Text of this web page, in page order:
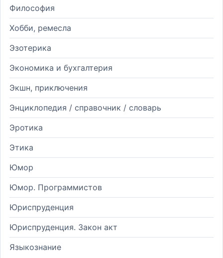
Философия
Хобби, ремесла
Эзотерика
Экономика и бухгалтерия
Экшн, приключения
Энциклопедия / справочник / словарь
Эротика
Этика
Юмор
Юмор. Программистов
Юриспруденция
Юриспруденция. Закон акт
Языкознание